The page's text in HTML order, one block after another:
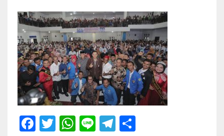
Facebook
Twitter
WhatsApp
LineTelegram